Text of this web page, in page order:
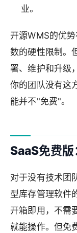
业。
开源WMS的优
数的硬性限制。
署、维护和升级
你的团队没有这
能并不"免费"。
SaaS免费
对于没有技术团
型库存管理软件
开箱即用，不需
就能操作。但免